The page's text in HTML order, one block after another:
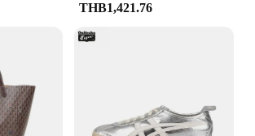
THB1,421.76